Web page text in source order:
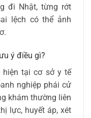
đi Nhật, từng rớt
lệch có thể ảnh
ý điều gì?
hiện tại cơ sở y tế
nghiệp phái cử
khám thường liên
lực, huyết áp, xét